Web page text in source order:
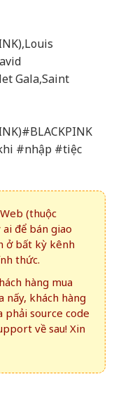
Gala,Saint
#nhập #tiệc
(thuộc
để bán giao
ở bất kỳ kênh
thức.
hàng mua
nấy, khách hàng
phải source code
về sau! Xin